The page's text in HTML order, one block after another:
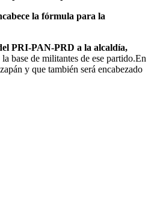
la fórmula para la
PRI-PAN-PRD a la alcaldía,
base de militantes de ese partido.En
y que también será encabezado